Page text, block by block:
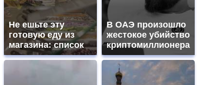
Не ешьте эту
готовую еду из
магазина: список
В ОАЭ произошло
жестокое убийство
криптомиллионера